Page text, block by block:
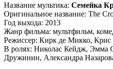
Название мультика: Семейка
Оригинальное название: The
Год выхода: 2013
Жанр фильма: мультфильм,
Режиссер: Кирк де Микко, Крис
В ролях: Николас Кейдж, Эмма
Дружинин, Александра